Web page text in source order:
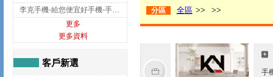
李克手機-給您便宜好手機-手機收購,屏東手機收購
更多
更多資料
客戶新選
分區 全區 >> >>
手